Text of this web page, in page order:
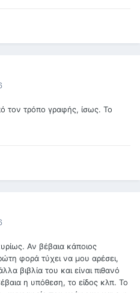
τον τρόπο γραφής, ίσως. Το
Αν βέβαια κάποιος
φορά τύχει να μου αρέσει,
βιβλία του και είναι πιθανό
η υπόθεση, το είδος κλπ. Το